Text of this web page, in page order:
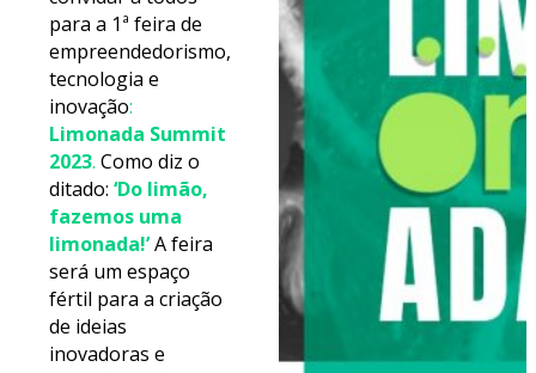
para a 1ª feira de
empreendedorismo,
tecnologia e
inovação:
Limonada Summit
2023. Como diz o
ditado: ‘Do limão,
fazemos uma
limonada!’A feira
será um espaço
fértil para a criação
de ideias
inovadoras e